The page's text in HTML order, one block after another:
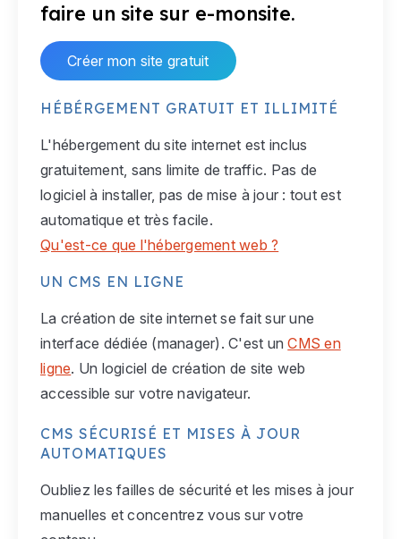
faire un site sur e-monsite.
Créer mon site gratuit
HÉBÉRGEMENT GRATUIT ET ILLIMITÉ
L'hébergement du site internet est inclus
gratuitement, sans limite de traffic. Pas de
logiciel à installer, pas de mise à jour : tout est
automatique et très facile.
Qu'est-ce que l'hébergement web ?
UN CMS EN LIGNE
La création de site internet se fait sur une
interface dédiée (manager). C'est unCMS en
ligne. Un logiciel de création de site web
accessible sur votre navigateur.
CMS SÉCURISÉ ET MISES À JOUR
AUTOMATIQUES
Oubliez les failles de sécurité et les mises à jour
manuelles et concentrez vous sur votre